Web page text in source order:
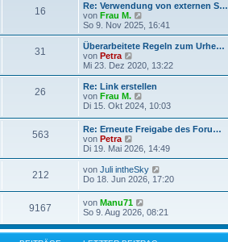
16
Re: Verwendung von externen S…
von Frau M.
e
u
e
t
e
r
B
e
i
t
r
g
So 9. Nov 2025, 16:41
31
Überarbeitete Regeln zum Urhe…
von Petra
e
u
e
s
t
r
B
i
t
r
a
g
Mi 23. Dez 2020, 13:22
26
Re: Link erstellen
von Frau M.
e
s
e
r
B
e
i
t
g
Di 15. Okt 2024, 10:03
563
Re: Erneute Freigabe des Foru…
von Petra
e
u
e
s
r
B
e
i
Di 19. Mai 2026, 14:49
212 von Juli intheSky
e
s
t
e
r
Do 18. Jun 2026, 17:20
9167 von Manu71
e
e
So 9. Aug 2026, 08:21